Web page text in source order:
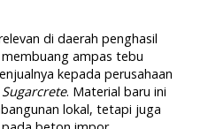
di daerah penghasil
ampas tebu
kepada perusahaan
Sugarcrete. Material baru ini
lokal, tetapi juga